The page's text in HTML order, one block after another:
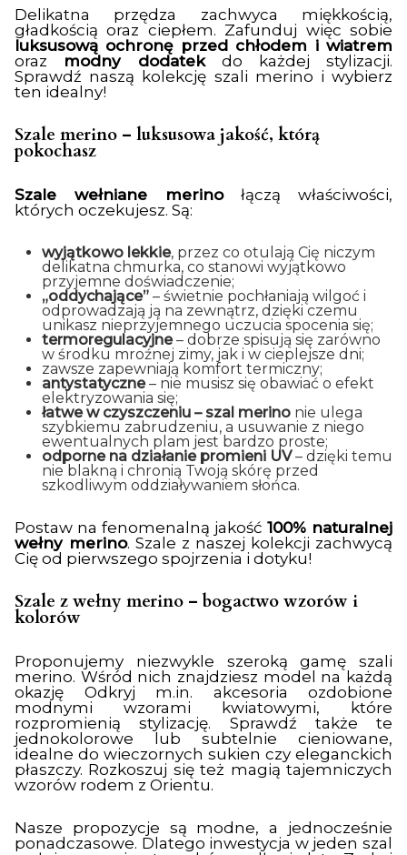
Delikatna przędza zachwyca miękkością,
gładkością oraz ciepłem. Zafunduj więc sobie
luksusową ochronę przed chłodem i wiatrem
oraz modny dodatekdo każdej stylizacji.
Sprawdź naszą kolekcję szali merino i wybierz
ten idealny!
Szale merino – luksusowa jakość, którą
pokochasz
Szale wełniane merinołączą właściwości,
których oczekujesz. Są:
wyjątkowo lekkie, przez co otulają Cię niczym
delikatna chmurka, co stanowi wyjątkowo
przyjemne doświadczenie;
„oddychające” – świetnie pochłaniają wilgoć i
odprowadzają ją na zewnątrz, dzięki czemu
unikasz nieprzyjemnego uczucia spocenia się;
termoregulacyjne– dobrze spisują się zarówno
w środku mroźnej zimy, jak i w cieplejsze dni;
zawsze zapewniają komfort termiczny;
antystatyczne– nie musisz się obawiać o efekt
elektryzowania się;
łatwe w czyszczeniu – szal merino nie ulega
szybkiemu zabrudzeniu, a usuwanie z niego
ewentualnych plam jest bardzo proste;
odporne na działanie promieni UV– dzięki temu
nie blakną i chronią Twoją skórę przed
szkodliwym oddziaływaniem słońca.
Postaw na fenomenalną jakość 100% naturalnej
wełny merino. Szale z naszej kolekcji zachwycą
Cię od pierwszego spojrzenia i dotyku!
Szale z wełny merino – bogactwo wzorów i
kolorów
Proponujemy niezwykle szeroką gamę szali
merino. Wśród nich znajdziesz model na każdą
okazję Odkryj m.in. akcesoria ozdobione
modnymi wzorami kwiatowymi, które
rozpromienią stylizację. Sprawdź także te
jednokolorowe lub subtelnie cieniowane,
idealne do wieczornych sukien czy eleganckich
płaszczy. Rozkoszuj się też magią tajemniczych
wzorów rodem z Orientu.
Nasze propozycje są modne, a jednocześnie
ponadczasowe. Dlatego inwestycja w jeden szal